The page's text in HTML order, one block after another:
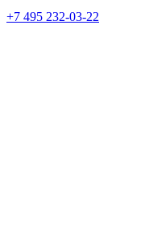
+7 495 232-03-22